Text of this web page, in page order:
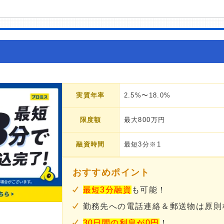
実質年率 2.5%〜18.0%
限度額 最大800万円
融資時間 最短3分※1
おすすめポイント
最短3分融資 も可能！
勤務先への電話連絡＆郵送物は原則